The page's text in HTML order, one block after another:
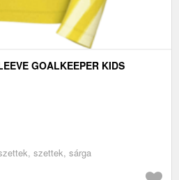
GOALKEEPER KIDS
szettek, sárga